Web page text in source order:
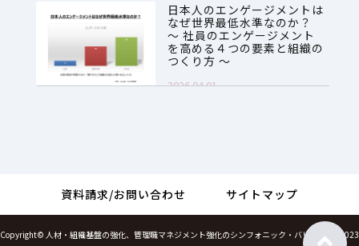
日本人のエンゲージメントは
なぜ世界最低水準なのか？
～ 社員のエンゲージメント
を高める４つの要素と組織の
つくり方 ～
2026.04.01
資料請求/お問い合わせ サイトマップ
Copyright© 人材・組織基盤の強化、管理職マネジメント強化のシンフォニック・バリューズ
, 2023